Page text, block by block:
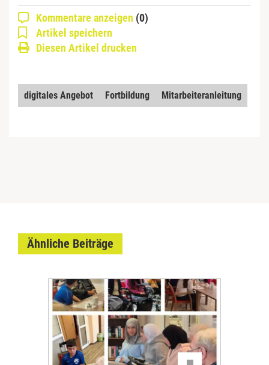
Kommentare anzeigen (0)
Artikel speichern
Diesen Artikel drucken
digitales Angebot Fortbildung Mitarbeiteranleitung
Ähnliche Beiträge